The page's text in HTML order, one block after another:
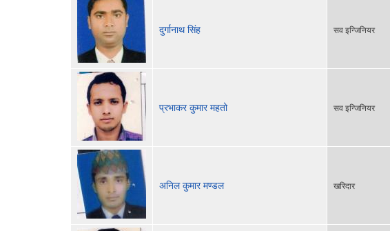
दुर्गानाथ सिंह सव इन्जिनियर
प्रभाकर कुमार महतो सव इन्जिनियर
अनिल कुमार मण्डल खरिदार